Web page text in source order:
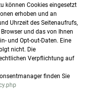
können Cookies eingesetzt
erhoben und an
Uhrzeit des Seitenaufrufs,
und das von Ihnen
und Opt-out-Daten. Eine
nicht. Die
Verpflichtung auf
finden Sie